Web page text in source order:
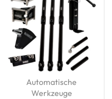
Automatische
Werkzeuge